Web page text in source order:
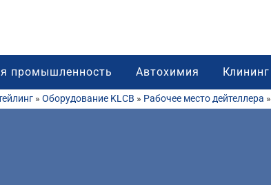
промышленность Автохимия Клининг
» Оборудование KLCB » Рабочее место дейтеллера »